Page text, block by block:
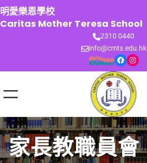
跳
至
主
明愛樂恩學校
Caritas Mother Teresa School
2310 0440
info@cmts.edu.hk
Facebook Instagram
家長教職員會